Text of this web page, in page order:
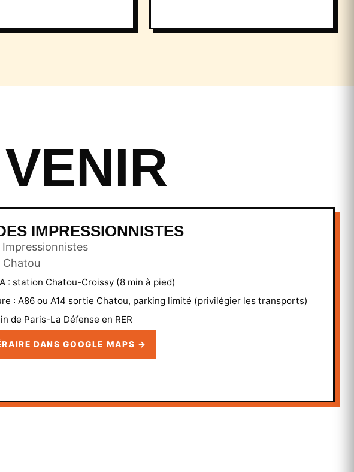
IMPRESSIONNISTES
Impressionnistes
Chatou
A : station Chatou-Croissy (8 min à pied)
: A86 ou A14 sortie Chatou, parking limité (privilégier les transports)
de Paris-La Défense en RER
DANS GOOGLE MAPS →